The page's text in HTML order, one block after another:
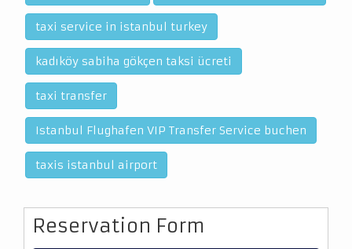
taxi service in istanbul turkey
kadıköy sabiha gökçen taksi ücreti
taxi transfer
Istanbul Flughafen VIP Transfer Service buchen
taxis istanbul airport
Reservation Form